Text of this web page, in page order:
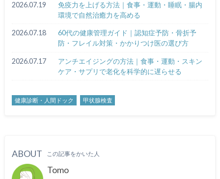
2026.07.19
免疫力を上げる方法｜食事・運動・睡眠・腸内
環境で自然治癒力を高める
2026.07.18
60代の健康管理ガイド｜認知症予防・骨折予
防・フレイル対策・かかりつけ医の選び方
2026.07.17
アンチエイジングの方法｜食事・運動・スキン
ケア・サプリで老化を科学的に遅らせる
健康診断・人間ドック 甲状腺検査
ABOUT この記事をかいた人
Tomo